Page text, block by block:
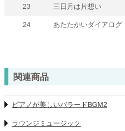
23 三日月は片想い
24 あたたかいダイアログ
関連商品
ピアノが美しいバラードBGM2
ラウンジミュージック